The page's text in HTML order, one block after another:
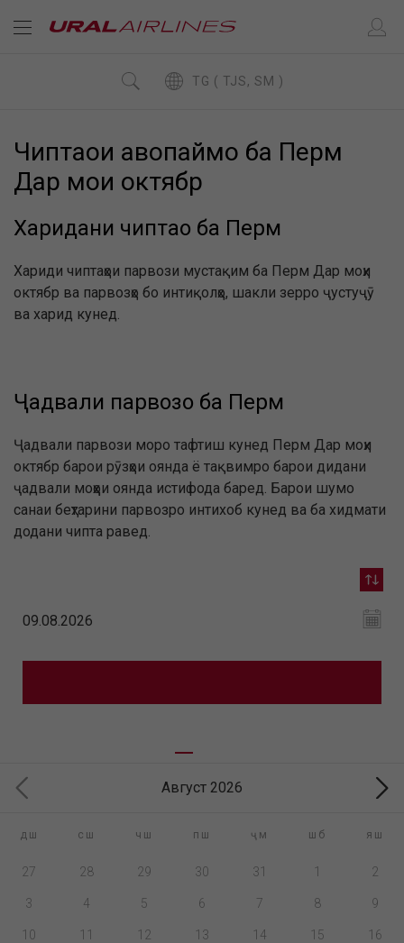
TG ( TJS, SM )
Чиптаҳои ҳавопаймо ба Перм
Дар моҳи октябр
Харидани чиптаҳо ба Перм
Хариди чиптаҳои парвози мустақим ба Перм Дар моҳи
октябр ва парвозҳо бо интиқолҳо, шакли зерро ҷустуҷӯ
ва харид кунед.
Ҷадвали парвозҳо ба Перм
Ҷадвали парвози моро тафтиш кунед Перм Дар моҳи
октябр барои рӯзҳои оянда ё тақвимро барои дидани
ҷадвали моҳҳои оянда истифода баред. Барои шумо
санаи беҳтарини парвозро интихоб кунед ва ба хидмати
додани чипта равед.
Август 2026
дш сш чш пш ҷм шб яш
27 28 29 30 31 1 2
3 4 5 6 7 8 9
10 11 12 13 14 15 16